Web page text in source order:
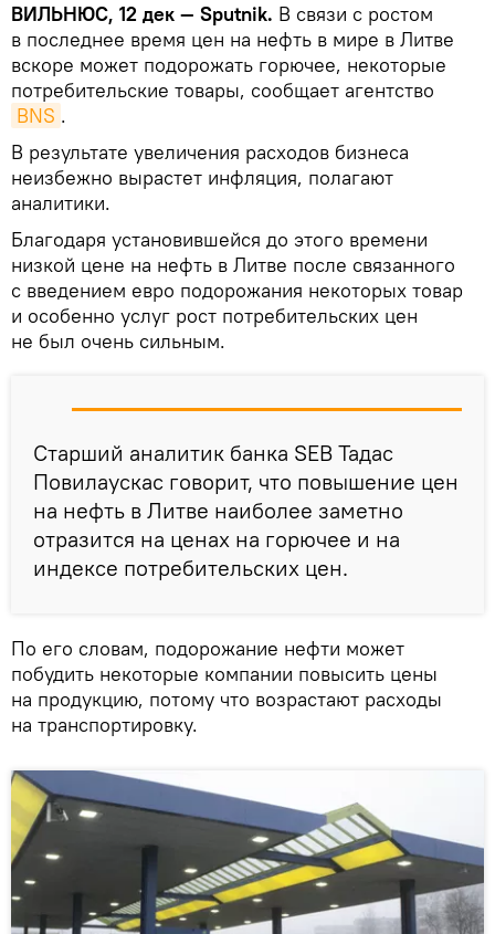
ВИЛЬНЮС, 12 дек — Sputnik. В связи с ростом
в последнее время цен на нефть в мире в Литве
вскоре может подорожать горючее, некоторые
потребительские товары, сообщает агентство
BNS .
В результате увеличения расходов бизнеса
неизбежно вырастет инфляция, полагают
аналитики.
Благодаря установившейся до этого времени
низкой цене на нефть в Литве после связанного
с введением евро подорожания некоторых товар
и особенно услуг рост потребительских цен
не был очень сильным.
Старший аналитик банка SEB Тадас
Повилаускас говорит, что повышение цен
на нефть в Литве наиболее заметно
отразится на ценах на горючее и на
индексе потребительских цен.
По его словам, подорожание нефти может
побудить некоторые компании повысить цены
на продукцию, потому что возрастают расходы
на транспортировку.